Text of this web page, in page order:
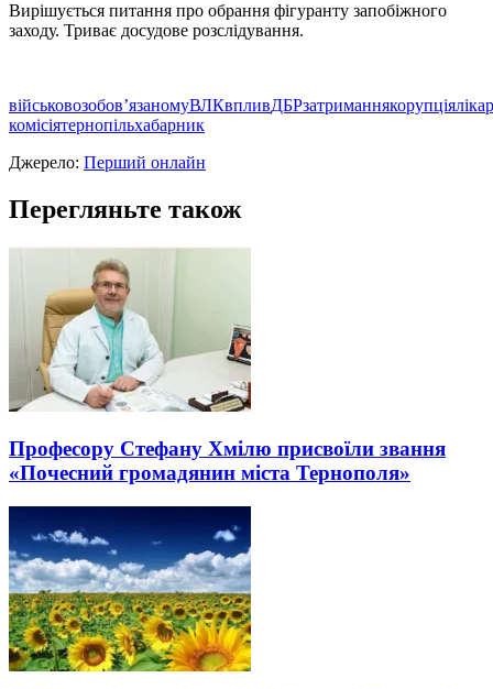
Вирішується питання про обрання фігуранту запобіжного
заходу. Триває досудове розслідування.
військовозобов’язаномуВЛКвпливДБРзатриманнякорупція
комісіятернопільхабарник
Джерело: Перший онлайн
Перегляньте також
Професору Стефану Хмілю присвоїли звання
«Почесний громадянин міста Тернополя»